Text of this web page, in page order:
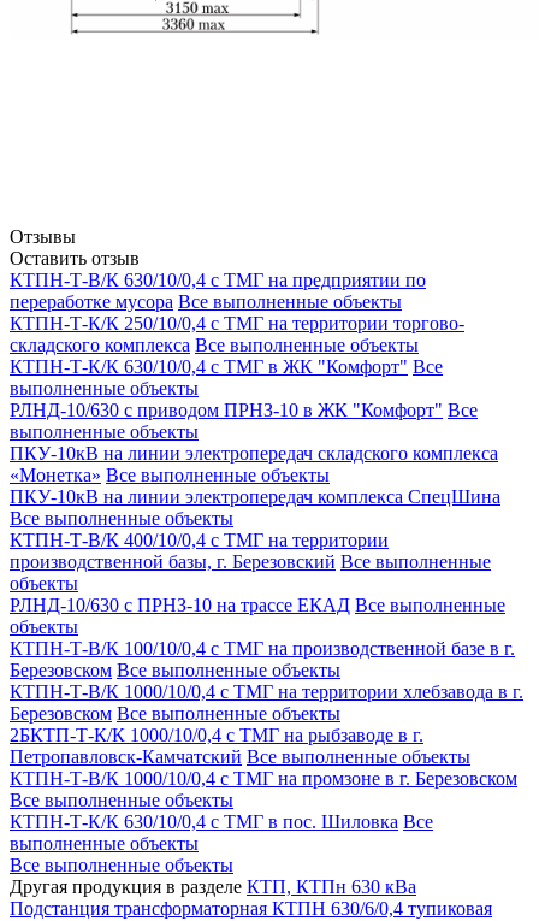
Отзывы
Оставить отзыв
КТПН-Т-В/К 630/10/0,4 с ТМГ на предприятии по
переработке мусора Все выполненные объекты
КТПН-Т-К/К 250/10/0,4 с ТМГ на территории торгово-
складского комплекса Все выполненные объекты
КТПН-Т-К/К 630/10/0,4 с ТМГ в ЖК "Комфорт" Все
выполненные объекты
РЛНД-10/630 с приводом ПРНЗ-10 в ЖК "Комфорт" Все
выполненные объекты
ПКУ-10кВ на линии электропередач складского комплекса
«Монетка» Все выполненные объекты
ПКУ-10кВ на линии электропередач комплекса СпецШина
Все выполненные объекты
КТПН-Т-В/К 400/10/0,4 с ТМГ на территории
производственной базы, г. Березовский Все выполненные
объекты
РЛНД-10/630 с ПРНЗ-10 на трассе ЕКАД Все выполненные
объекты
КТПН-Т-В/К 100/10/0,4 с ТМГ на производственной базе в г.
Березовском Все выполненные объекты
КТПН-Т-В/К 1000/10/0,4 с ТМГ на территории хлебзавода в г.
Березовском Все выполненные объекты
2БКТП-Т-К/К 1000/10/0,4 с ТМГ на рыбзаводе в г.
Петропавловск-Камчатский Все выполненные объекты
КТПН-Т-В/К 1000/10/0,4 с ТМГ на промзоне в г. Березовском
Все выполненные объекты
КТПН-Т-К/К 630/10/0,4 с ТМГ в пос. Шиловка Все
выполненные объекты
Все выполненные объекты
Другая продукция в разделе КТП, КТПн 630 кВа
Подстанция трансформаторная КТПН 630/6/0,4 тупиковая